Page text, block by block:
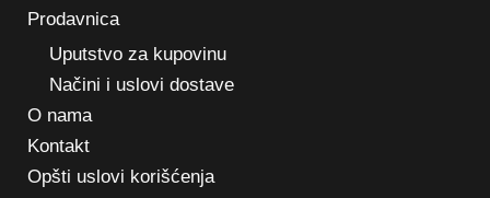
Prodavnica
Uputstvo za kupovinu
Načini i uslovi dostave
O nama
Kontakt
Opšti uslovi korišćenja